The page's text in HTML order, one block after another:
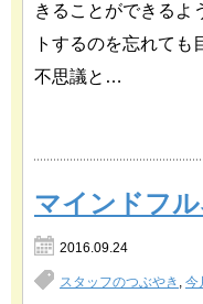
きることができるよ
トするのを忘れても
不思議と…
マインドフ
2016.09.24
スタッフのつぶやき , 今